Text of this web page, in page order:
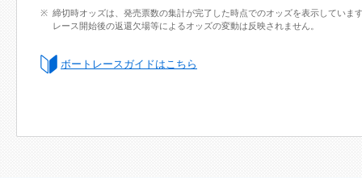
締切時オッズは、発売票数の集計が完了した時点でのオッズを表示していま
レース開始後の返還欠場等によるオッズの変動は反映されません。
ボートレースガイドはこちら